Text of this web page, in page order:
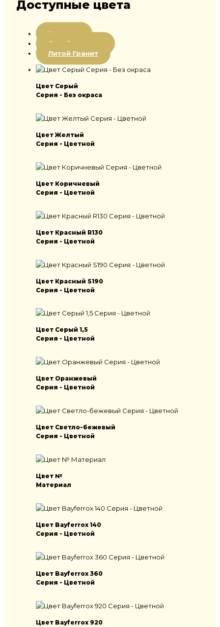
Доступные цвета
Цветная
Литой мрамор
Литой Гранит
Цвет Серый
Серия - Без окраса
Цвет Желтый
Серия - Цветной
Цвет Коричневый
Серия - Цветной
Цвет Красный R130
Серия - Цветной
Цвет Красный S190
Серия - Цветной
Цвет Серый 1,5
Серия - Цветной
Цвет Оранжевый
Серия - Цветной
Цвет Светло-бежевый
Серия - Цветной
Цвет №
Материал
Цвет Bayferrox 140
Серия - Цветной
Цвет Bayferrox 360
Серия - Цветной
Цвет Bayferrox 920